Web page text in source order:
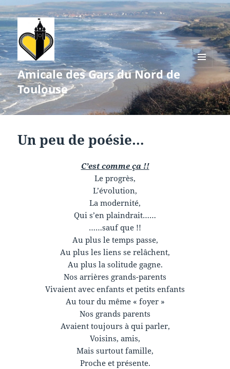
Amicale des Gars du Nord de
Toulouse
MENU
WIDGETS
Un peu de poésie…
C’est comme ça !!
Le progrès,
L’évolution,
La modernité,
Qui s’en plaindrait……
……sauf que !!
Au plus le temps passe,
Au plus les liens se relâchent,
Au plus la solitude gagne.
Nos arrières grands-parents
Vivaient avec enfants et petits enfants
Au tour du même « foyer »
Nos grands parents
Avaient toujours à qui parler,
Voisins, amis,
Mais surtout famille,
Proche et présente.